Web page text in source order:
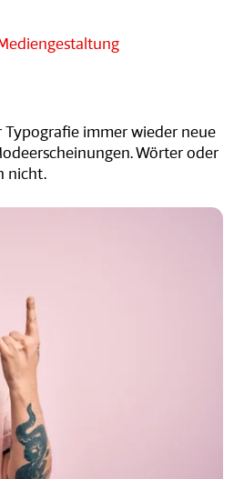
Typografie immer wieder neue
Wörter oder
nicht.